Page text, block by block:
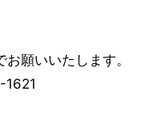
願いいたします。
1621